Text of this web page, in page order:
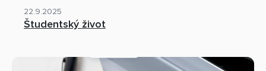
22.9.2025
Študentský život